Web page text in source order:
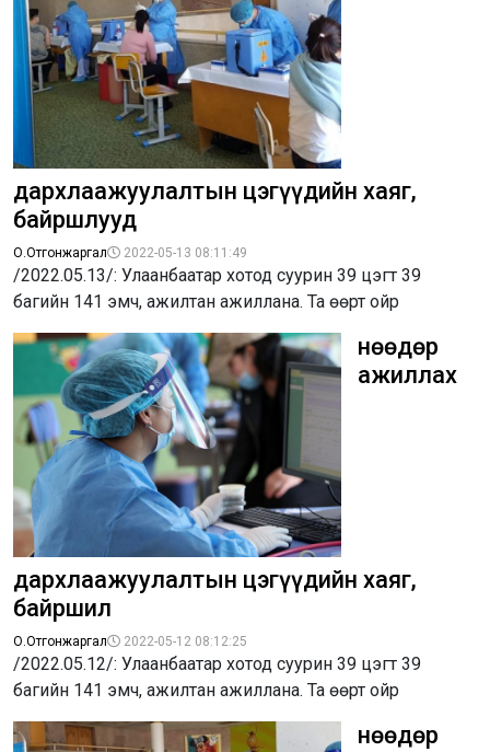
дархлаажуулалтын цэгүүдийн хаяг,
байршлууд
О.Отгонжаргал 2022-05-13 08:11:49
/2022.05.13/: Улаанбаатар хотод суурин 39 цэгт 39
багийн 141 эмч, ажилтан ажиллана. Та өөрт ойр
Өнөөдөр
ажиллах
дархлаажуулалтын цэгүүдийн хаяг,
байршил
О.Отгонжаргал 2022-05-12 08:12:25
/2022.05.12/: Улаанбаатар хотод суурин 39 цэгт 39
багийн 141 эмч, ажилтан ажиллана. Та өөрт ойр
Өнөөдөр